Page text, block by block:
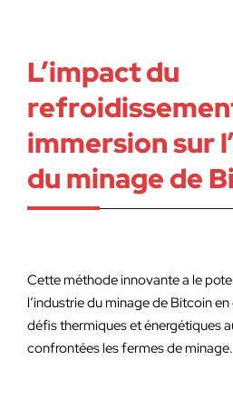
L’impact du
immersion sur
du minage de
Cette méthode innovante a le
l’industrie du minage de Bitcoin
défis thermiques et énergétiques
confrontées les fermes de minage.